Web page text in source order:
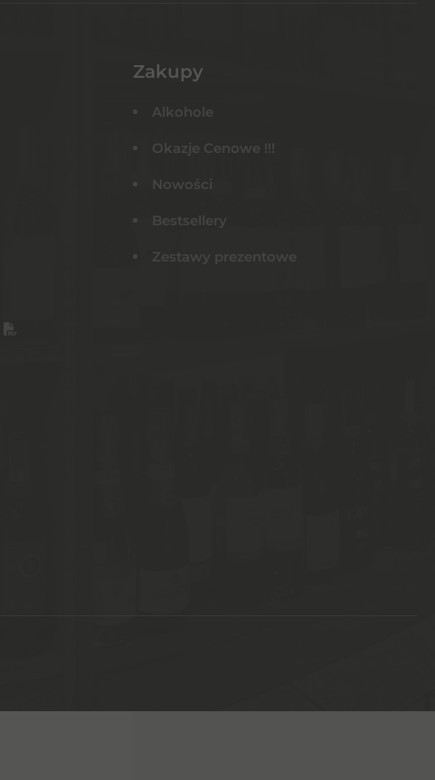
Zakupy
Alkohole
Okazje Cenowe !!!
Nowości
Bestsellery
Zestawy prezentowe